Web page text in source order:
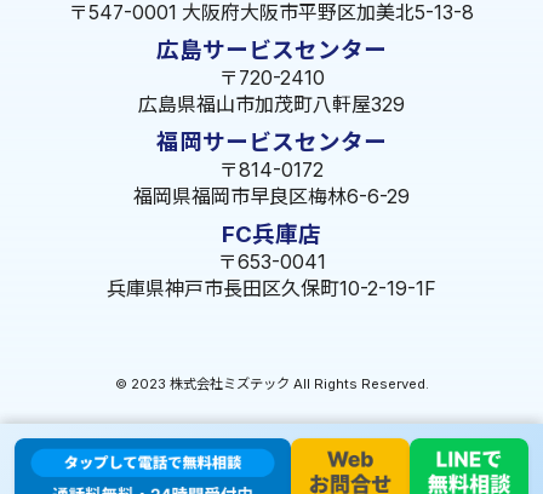
〒547-0001 大阪府大阪市平野区加美北5-13-8
広島サービスセンター
〒720-2410
広島県福山市加茂町八軒屋329
福岡サービスセンター
〒814-0172
福岡県福岡市早良区梅林6-6-29
FC兵庫店
〒653-0041
兵庫県神戸市長田区久保町10-2-19-1F
© 2023 株式会社ミズテック All Rights Reserved.